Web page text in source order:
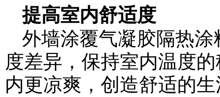
提高室内舒适度
外墙涂覆气凝胶隔热
度差异，保持室内温度
内更凉爽，创造舒适的